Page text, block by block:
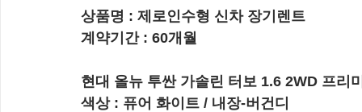
상품명 : 제로인수형 신차 장기렌트
계약기간 : 60개월
현대 올뉴 투싼 가솔린 터보 1.6 2WD 프리
색상 : 퓨어 화이트 / 내장-버건디